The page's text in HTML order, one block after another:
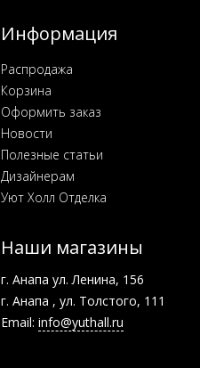
Информация
Распродажа
Корзина
Оформить заказ
Новости
Полезные статьи
Дизайнерам
Уют Холл Отделка
Наши магазины
г. Анапа ул. Ленина, 156
г. Анапа , ул. Толстого, 111
Email: info@yuthall.ru